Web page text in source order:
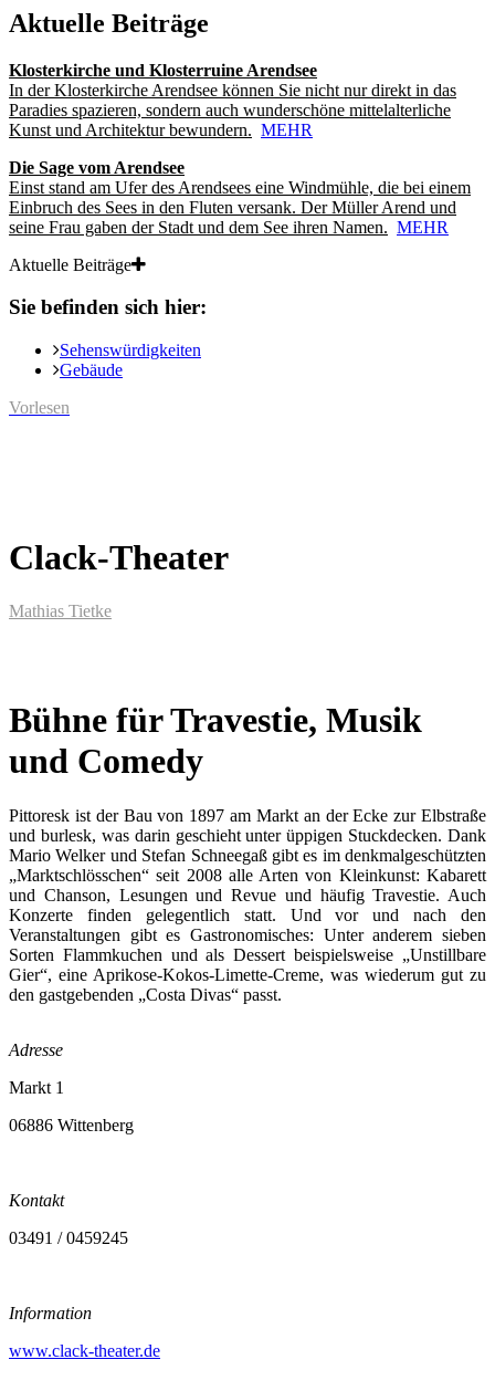
Aktuelle Beiträge
Klosterkirche und Klosterruine Arendsee
In der Klosterkirche Arendsee können Sie nicht nur direkt in das
Paradies spazieren, sondern auch wunderschöne mittelalterliche
Kunst und Architektur bewundern. MEHR
Die Sage vom Arendsee
Einst stand am Ufer des Arendsees eine Windmühle, die bei einem
Einbruch des Sees in den Fluten versank. Der Müller Arend und
seine Frau gaben der Stadt und dem See ihren Namen. MEHR
Aktuelle Beiträge
Sie befinden sich hier:
Sehenswürdigkeiten
Gebäude
Vorlesen
Clack-Theater
Mathias Tietke
Bühne für Travestie, Musik
und Comedy
Pittoresk ist der Bau von 1897 am Markt an der Ecke zur Elbstraße
und burlesk, was darin geschieht unter üppigen Stuckdecken. Dank
Mario Welker und Stefan Schneegaß gibt es im denkmalgeschützten
„Marktschlösschen“ seit 2008 alle Arten von Kleinkunst: Kabarett
und Chanson, Lesungen und Revue und häufig Travestie. Auch
Konzerte finden gelegentlich statt. Und vor und nach den
Veranstaltungen gibt es Gastronomisches: Unter anderem sieben
Sorten Flammkuchen und als Dessert beispielsweise „Unstillbare
Gier“, eine Aprikose-­Kokos-Limette-Creme, was wiederum gut zu
den gastgebenden „Costa Divas“ passt.
Adresse
Markt 1
06886 Wittenberg
Kontakt
03491 / 0459245
Information
www.clack-theater.de